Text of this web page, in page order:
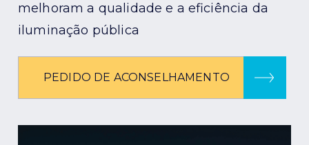
melhoram a qualidade e a eficiência da
iluminação pública
PEDIDO DE ACONSELHAMENTO